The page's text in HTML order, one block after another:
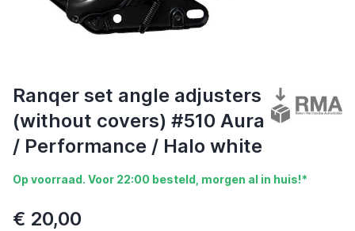
Ranqer set angle adjusters
(without covers) #510 Aura
/ Performance / Halo white
Op voorraad. Voor 22:00 besteld, morgen al in huis!*
€ 20,00